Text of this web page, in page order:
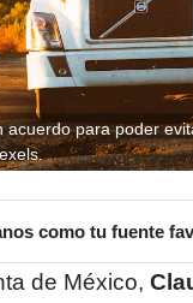
acuerdo para poder
como tu fuente
de México,